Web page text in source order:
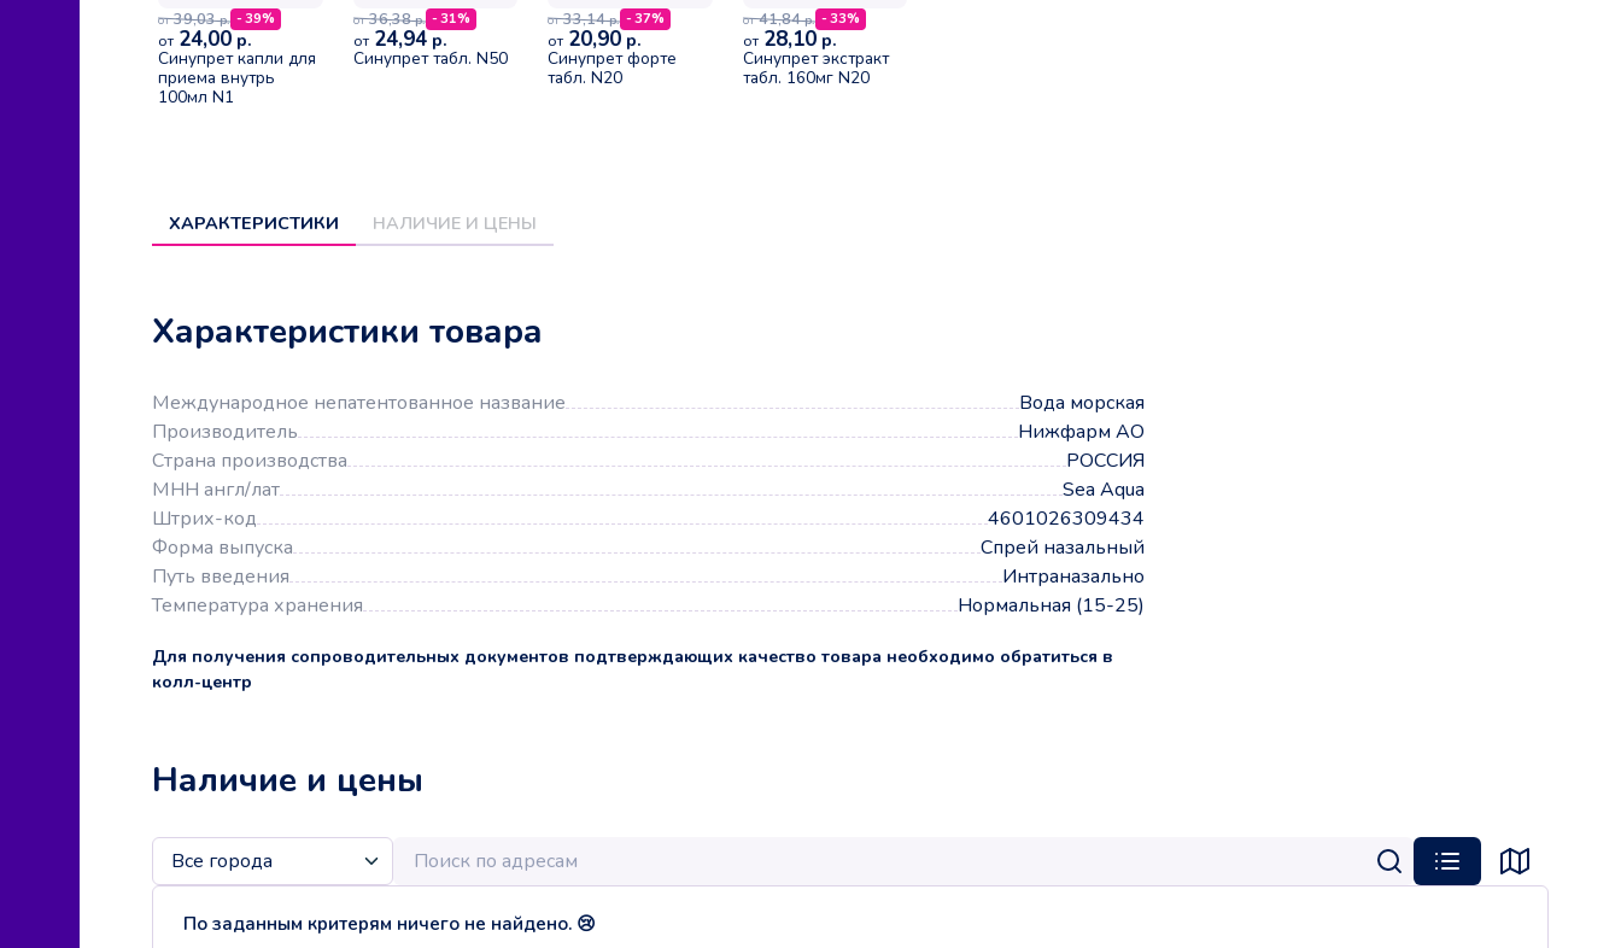
от 39,03р. - 39%
от 24,00 р.
Синупрет капли для
приема внутрь
100мл N1
от 36,38р. - 31%
от 24,94р.
Синупрет табл. N50
от 33,14р. - 37%
от 20,90 р.
Синупрет форте
табл. N20
от 41,84р. - 33%
от 28,10р.
Синупрет экстракт
табл. 160мг N20
ХАРАКТЕРИСТИКИ НАЛИЧИЕ И ЦЕНЫ
Характеристики товара
Международное непатентованное название
Вода морская
Производитель
Нижфарм АО
Страна производства
РОССИЯ
МНН англ/лат
Sea Aqua
Штрих-код
4601026309434
Форма выпуска
Спрей назальный
Путь введения
Интраназально
Температура хранения
Нормальная (15-25)
Для получения сопроводительных документов подтверждающих качество товара необходимо обратиться в
колл-центр
Наличие и цены
По заданным критерям ничего не найдено. 😢